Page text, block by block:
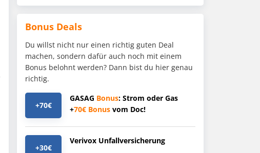
Bonus Deals
Du willst nicht nur einen richtig guten Deal
machen, sondern dafür auch noch mit einem
Bonus belohnt werden? Dann bist du hier genau
richtig.
+70€
GASAG Bonus: Strom oder Gas
+70€ Bonus vom Doc!
+30€
Verivox Unfallversicherung